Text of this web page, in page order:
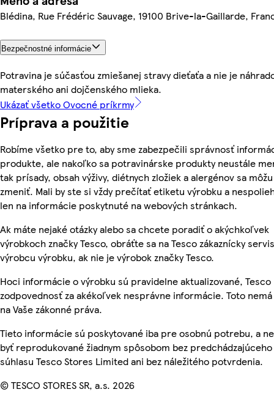
Blédina, Rue Frédéric Sauvage, 19100 Brive-la-Gaillarde,
Bezpečnostné informácie
Potravina je súčasťou zmiešanej stravy dieťaťa a nie je
materského ani dojčenského mlieka.
Ukázať všetko Ovocné príkrmy
Príprava a použitie
Robíme všetko pre to, aby sme zabezpečili správnosť
produkte, ale nakoľko sa potravinárske produkty neustále
tak prísady, obsah výživy, diétnych zložiek a alergénov sa môžu
zmeniť. Mali by ste si vždy prečítať etiketu výrobku a
len na informácie poskytnuté na webových stránkach.
Ak máte nejaké otázky alebo sa chcete poradiť o akýchkoľvek
výrobkoch značky Tesco, obráťte sa na Tesco zákaznícky
výrobcu výrobku, ak nie je výrobok značky Tesco.
Hoci informácie o výrobku sú pravidelne aktualizované, Tesco
zodpovednosť za akékoľvek nesprávne informácie. Toto
na Vaše zákonné práva.
Tieto informácie sú poskytované iba pre osobnú potrebu, a
byť reprodukované žiadnym spôsobom bez predchádzajúceho
súhlasu Tesco Stores Limited ani bez náležitého potvrdenia.
© TESCO STORES SR, a.s. 2026